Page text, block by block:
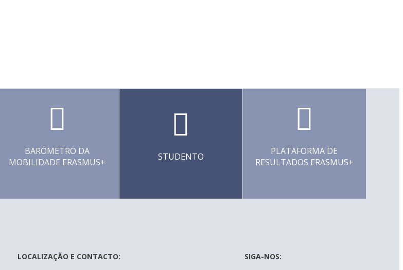
BARÓMETRO DA
MOBILIDADE ERASMUS+
STUDENTO
PLATAFORMA DE
RESULTADOS ERASMUS+
LOCALIZAÇÃO E CONTACTO: SIGA-NOS: